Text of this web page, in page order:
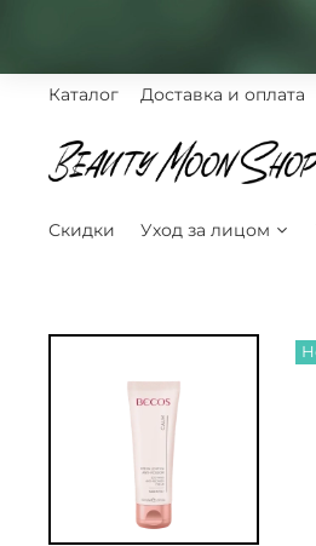
Каталог Доставка и оплата
Скидки Уход за лицом